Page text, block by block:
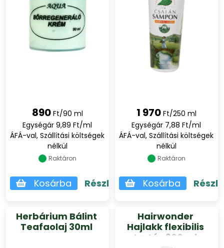
890 Ft/90 ml
Egységár 9,89 Ft/ml
ÁFÁ-val, Szállítási költségek
nélkül
Raktáron
Kosárba Részletek
1 970 Ft/250 ml
Egységár 7,88 Ft/ml
ÁFÁ-val, Szállítási költségek
nélkül
Raktáron
Kosárba
Herbárium Bálint
Teafaolaj 30ml
Hairwonder
Hajlakk flexibilis
tartás 300 ml